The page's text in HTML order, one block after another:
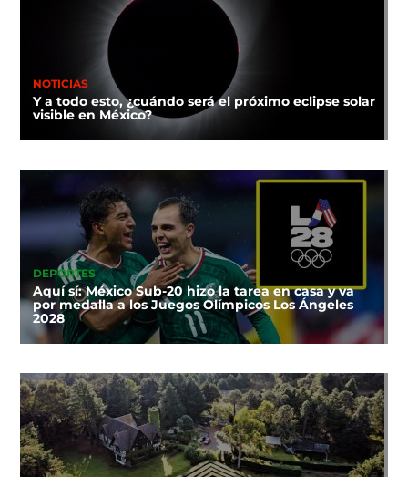
NOTICIAS
Y a todo esto, ¿cuándo será el próximo eclipse solar
visible en México?
DEPORTES
Aquí sí: México Sub-20 hizo la tarea en casa y va
por medalla a los Juegos Olímpicos Los Ángeles
2028